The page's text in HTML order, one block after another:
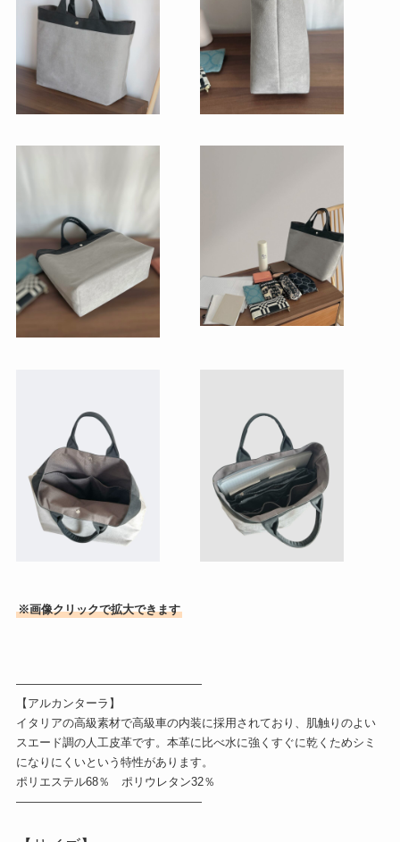
※画像クリックで拡大できます
————————————————
【アルカンターラ】 ⁣
イタリアの高級素材で⁣高級車の内装に採用されており、肌触りのよい
スエード調の人工皮革です。本革に比べ水に強くすぐに乾くためシミ
になりにくいという特性があります。
ポリエステル68％ ポリウレタン32％
————————————————